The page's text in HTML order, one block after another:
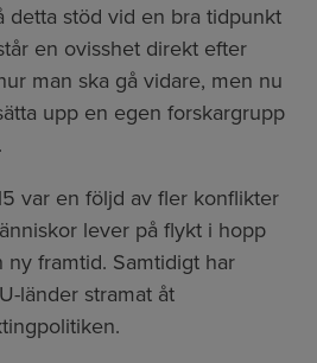
detta stöd vid en bra tidpunkt
en ovisshet direkt efter
man ska gå vidare, men nu
upp en egen forskargrupp
var en följd av fler konflikter
lever på flykt i hopp
framtid. Samtidigt har
länder stramat åt